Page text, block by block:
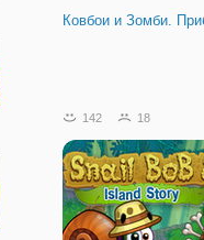
Ковбои и Зомби.
142 18